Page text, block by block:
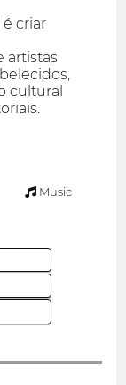
criar
artistas
cultural
Music